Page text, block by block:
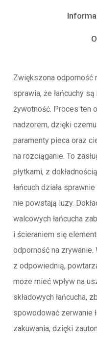
Zwiększona odporność
sprawia, że łańcuchy
żywotność. Proces ten
nadzorem, dzięki
paramenty pieca oraz
na rozciąganie. To
płytkami, z
łańcuch działa
nie powstają luzy.
walcowych łańcucha
i ścieraniem się
odporność na
z odpowiednią,
może mieć wpływ na
składowych łańcucha,
spowodować zerwanie
zakuwania, dzięki